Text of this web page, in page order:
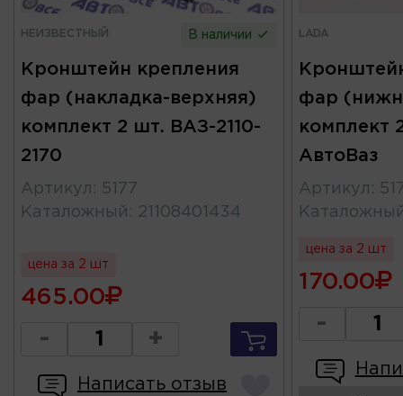
НЕИЗВЕСТНЫЙ В наличии
Кронштейн крепления
фар (накладка-верхняя)
комплект 2 шт. ВАЗ-2110-
2170
Артикул : 5177
Каталожный : 21108401434
цена за 2 шт
465.00
- +
Написать отзыв
LADA
фар
комплект
АвтоВаз
Артикул :
цена за 2 шт
170.00
-